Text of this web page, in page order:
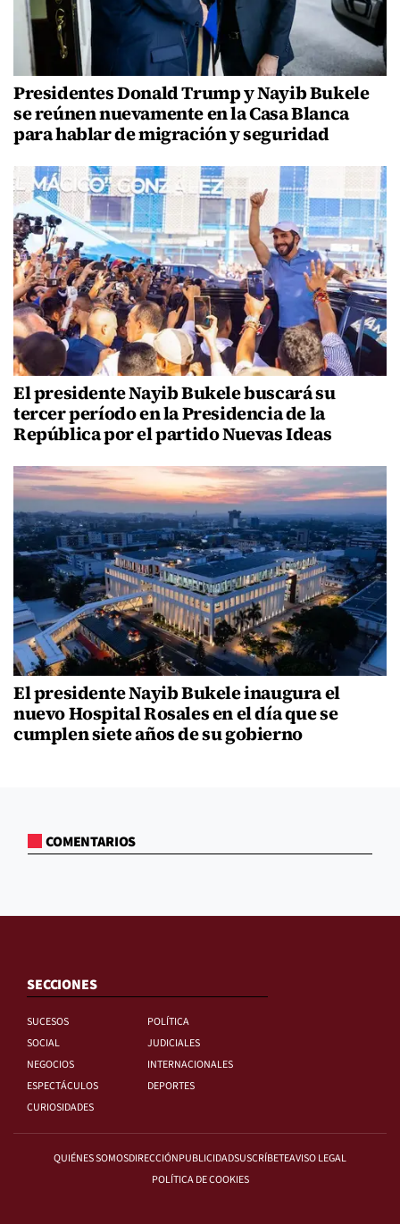
Presidentes Donald Trump y Nayib Bukele
se reúnen nuevamente en la Casa Blanca
para hablar de migración y seguridad
El presidente Nayib Bukele buscará su
tercer período en la Presidencia de la
República por el partido Nuevas Ideas
El presidente Nayib Bukele inaugura el
nuevo Hospital Rosales en el día que se
cumplen siete años de su gobierno
COMENTARIOS
SECCIONES
SUCESOS
POLÍTICA
SOCIAL
JUDICIALES
NEGOCIOS
INTERNACIONALES
ESPECTÁCULOS
DEPORTES
CURIOSIDADES
QUIÉNES SOMOSDIRECCIÓNPUBLICIDADSUSCRÍBETEAVISO LEGAL
POLÍTICA DE COOKIES